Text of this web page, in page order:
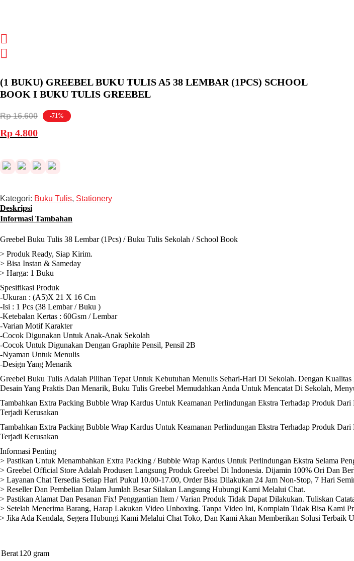
(1 BUKU) GREEBEL BUKU TULIS A5 38 LEMBAR (1PCS) SCHOOL
BOOK I BUKU TULIS GREEBEL
-71%
Rp16.600
Harga
aslinya
Rp 4.800Harga
saat
Rp 4.800.
Kategori: Buku Tulis, Stationery
Deskripsi
Informasi Tambahan
Greebel Buku Tulis 38 Lembar (1Pcs) / Buku Tulis Sekolah / School Book
> Produk Ready, Siap Kirim.
> Bisa Instan & Sameday
> Harga: 1 Buku
Spesifikasi Produk
-Ukuran : (A5)X 21 X 16 Cm
-Isi : 1 Pcs (38 Lembar / Buku )
-Ketebalan Kertas : 60Gsm / Lembar
-Varian Motif Karakter
-Cocok Digunakan Untuk Anak-Anak Sekolah
-Cocok Untuk Digunakan Dengan Graphite Pensil, Pensil 2B
-Nyaman Untuk Menulis
-Design Yang Menarik
Greebel Buku Tulis Adalah Pilihan Tepat Untuk Kebutuhan Menulis Sehari-Hari Di Sekolah. Dengan
Desain Yang Praktis Dan Menarik, Buku Tulis Greebel Memudahkan Anda Untuk Mencatat Di Sekolah,
Tambahkan Extra Packing Bubble Wrap Kardus Untuk Keamanan Perlindungan Ekstra Terhadap Produk
Terjadi Kerusakan
Tambahkan Extra Packing Bubble Wrap Kardus Untuk Keamanan Perlindungan Ekstra Terhadap Produk
Terjadi Kerusakan
Informasi Penting
> Pastikan Untuk Menambahkan Extra Packing / Bubble Wrap Kardus Untuk Perlindungan Ekstra Selama
> Greebel Official Store Adalah Produsen Langsung Produk Greebel Di Indonesia. Dijamin 100% Ori Dan
> Layanan Chat Tersedia Setiap Hari Pukul 10.00-17.00, Order Bisa Dilakukan 24 Jam Non-Stop, 7 Hari
> Reseller Dan Pembelian Dalam Jumlah Besar Silakan Langsung Hubungi Kami Melalui Chat.
> Pastikan Alamat Dan Pesanan Fix! Penggantian Item / Varian Produk Tidak Dapat Dilakukan. Tuliskan
> Setelah Menerima Barang, Harap Lakukan Video Unboxing. Tanpa Video Ini, Komplain Tidak Bisa Kami
> Jika Ada Kendala, Segera Hubungi Kami Melalui Chat Toko, Dan Kami Akan Memberikan Solusi Terbaik
Berat120 gram